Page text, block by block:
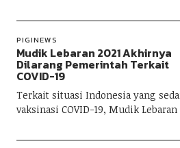
PIGINEWS
Mudik Lebaran 2021 Akhirnya
Dilarang Pemerintah Terkait
COVID-19
Terkait situasi Indonesia yang
vaksinasi COVID-19, Mudik Lebaran